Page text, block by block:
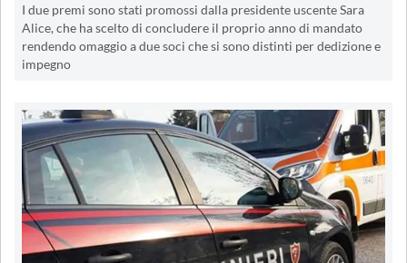
I due premi sono stati promossi dalla presidente uscente Sara
Alice, che ha scelto di concludere il proprio anno di mandato
rendendo omaggio a due soci che si sono distinti per dedizione e
impegno